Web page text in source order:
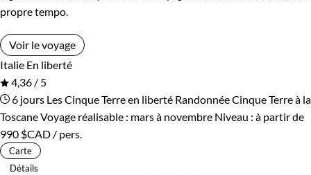
propre tempo.
Voir le voyage
Italie En liberté
4,36 / 5
6 jours Les Cinque Terre en liberté Randonnée Cinque Terre à la
ToscaneVoyage réalisable : mars à novembre Niveau : à partir de
990 $CAD / pers.
Carte
Détails